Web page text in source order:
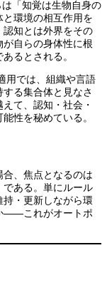
「知覚は生物自身の
環境の相互作用を
知とは外界をその
自らの身体性に根
るとされる。
用では、組織や言語
る集合体と見なさ
て、認知・社会・
性を秘めている。
、焦点となるのは
である。単にルール
・更新しながら環
——これがオートポ